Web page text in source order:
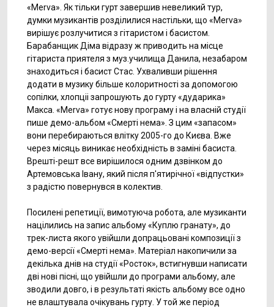
«Мerva». Як тільки гурт завершив невеликий тур,
думки музикантів розділилися настільки, що «Мerva»
вирішує розлучитися з гітаристом і басистом.
Барабанщик Діма відразу ж приводить на місце
гітариста приятеля з муз.училища Данила, незабаром
знаходиться і басист Стас. Ухваливши рішення
додати в музику більше колоритності за допомогою
сопілки, хлопціі запрошують до гурту «дударика»
Макса. «Мerva» готує нову програму і на власній студії
пише демо-альбом «Смерті нема». З цим «запасом»
вони перебираються влітку 2005-го до Києва. Вже
через місяць виникає необхідність в заміні басиста.
Врешті-решт все вирішилося одним дзвінком до
Артемовська Івану, який після п'ятирічної «відпустки»
з радістю повернувся в колектив.
Посилені репетиції, вимотуюча робота, але музиканти
націлились на запис альбому «Куплю гранату», до
трек-листа якого увійшли допрацьовані композиції з
демо-версії «Смерті нема». Матеріал накопичили за
декілька днів на студії «Росток», встигнувши написати
дві нові пісні, що увійшли до програми альбому, але
зводили довго, і в результаті якість альбому все одно
не влаштувала очікувань гурту. У той же період